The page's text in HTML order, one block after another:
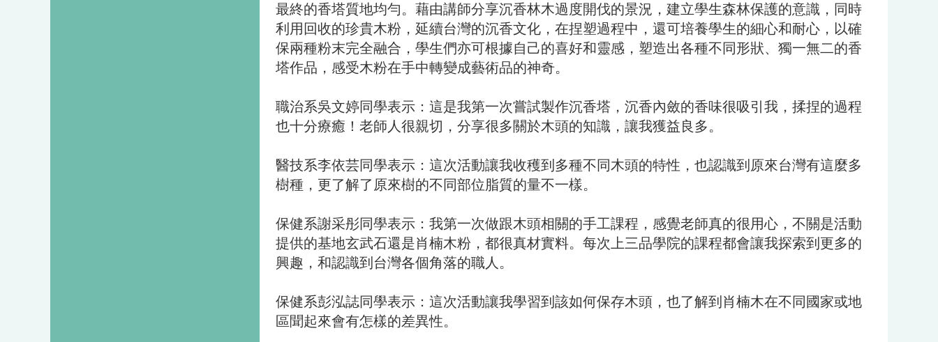
最終的香塔質地均勻。藉由講師分享沉香林木過度開伐的景況，建立學生森林保護的意識，同時
利用回收的珍貴木粉，延續台灣的沉香文化，在捏塑過程中，還可培養學生的細心和耐心，以確
保兩種粉末完全融合，學生們亦可根據自己的喜好和靈感，塑造出各種不同形狀、獨一無二的香
塔作品，感受木粉在手中轉變成藝術品的神奇。
職治系吳文婷同學表示：這是我第一次嘗試製作沉香塔，沉香內斂的香味很吸引我，揉捏的過程
也十分療癒！老師人很親切，分享很多關於木頭的知識，讓我獲益良多。
醫技系李依芸同學表示：這次活動讓我收穫到多種不同木頭的特性，也認識到原來台灣有這麼多
樹種，更了解了原來樹的不同部位脂質的量不一樣。
保健系謝采彤同學表示：我第一次做跟木頭相關的手工課程，感覺老師真的很用心，不關是活動
提供的基地玄武石還是肖楠木粉，都很真材實料。每次上三品學院的課程都會讓我探索到更多的
興趣，和認識到台灣各個角落的職人。
保健系彭泓誌同學表示：這次活動讓我學習到該如何保存木頭，也了解到肖楠木在不同國家或地
區聞起來會有怎樣的差異性。